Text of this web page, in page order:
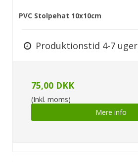
PVC Stolpehat 10x10cm
Produktionstid 4-7 uger
75,00 DKK
(Inkl. moms)
Mere info